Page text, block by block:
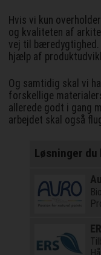
Hvis vi kun
og kvaliteten af
vej til
hjælp af
Og samtidig skal vi
forskellige
allerede godt i gang
arbejdet skal også
Løsninger du